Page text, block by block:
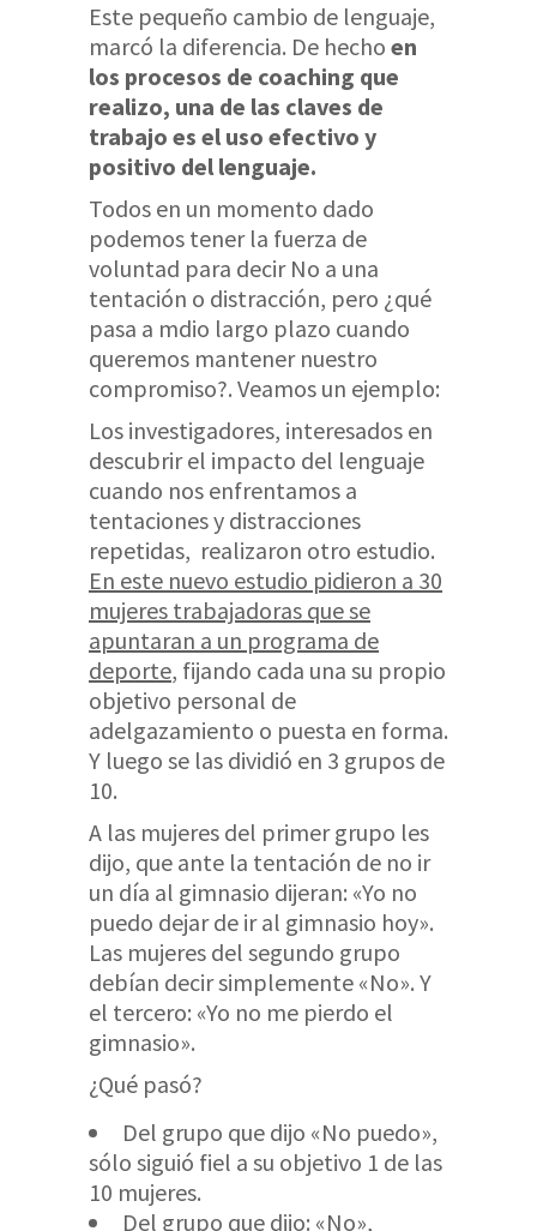
Este pequeño cambio de lenguaje,
marcó la diferencia. De hecho en
los procesos de coaching que
realizo, una de las claves de
trabajo es el uso efectivo y
positivo del lenguaje.
Todos en un momento dado
podemos tener la fuerza de
voluntad para decir No a una
tentación o distracción, pero ¿qué
pasa a mdio largo plazo cuando
queremos mantener nuestro
compromiso?. Veamos un ejemplo:
Los investigadores, interesados en
descubrir el impacto del lenguaje
cuando nos enfrentamos a
tentaciones y distracciones
repetidas, realizaron otro estudio.
En este nuevo estudio pidieron a 30
mujeres trabajadoras que se
apuntaran a un programa de
deporte, fijando cada una su propio
objetivo personal de
adelgazamiento o puesta en forma.
Y luego se las dividió en 3 grupos de
10.
A las mujeres del primer grupo les
dijo, que ante la tentación de no ir
un día al gimnasio dijeran: «Yo no
puedo dejar de ir al gimnasio hoy».
Las mujeres del segundo grupo
debían decir simplemente «No». Y
el tercero: «Yo no me pierdo el
gimnasio».
¿Qué pasó?
Del grupo que dijo «No puedo»,
sólo siguió fiel a su objetivo 1 de las
10 mujeres.
Del grupo que dijo: «No»,